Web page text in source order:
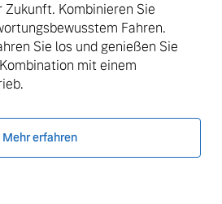
Zukunft. Kombinieren Sie
Fahren.
Sie los und genießen Sie
mit einem
Mehr erfahren